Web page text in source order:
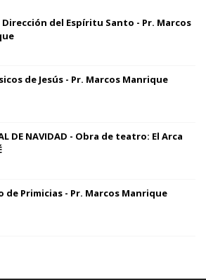
Dirección del Espíritu Santo - Pr. Marcos
de Jesús - Pr. Marcos Manrique
DE NAVIDAD - Obra de teatro: El Arca
de Primicias - Pr. Marcos Manrique